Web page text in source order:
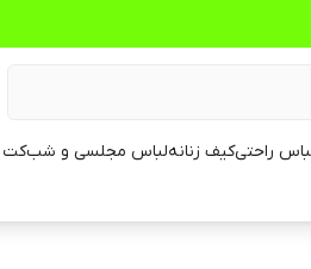
راحتیکیف زنانهلباس مجلسی و شبکت